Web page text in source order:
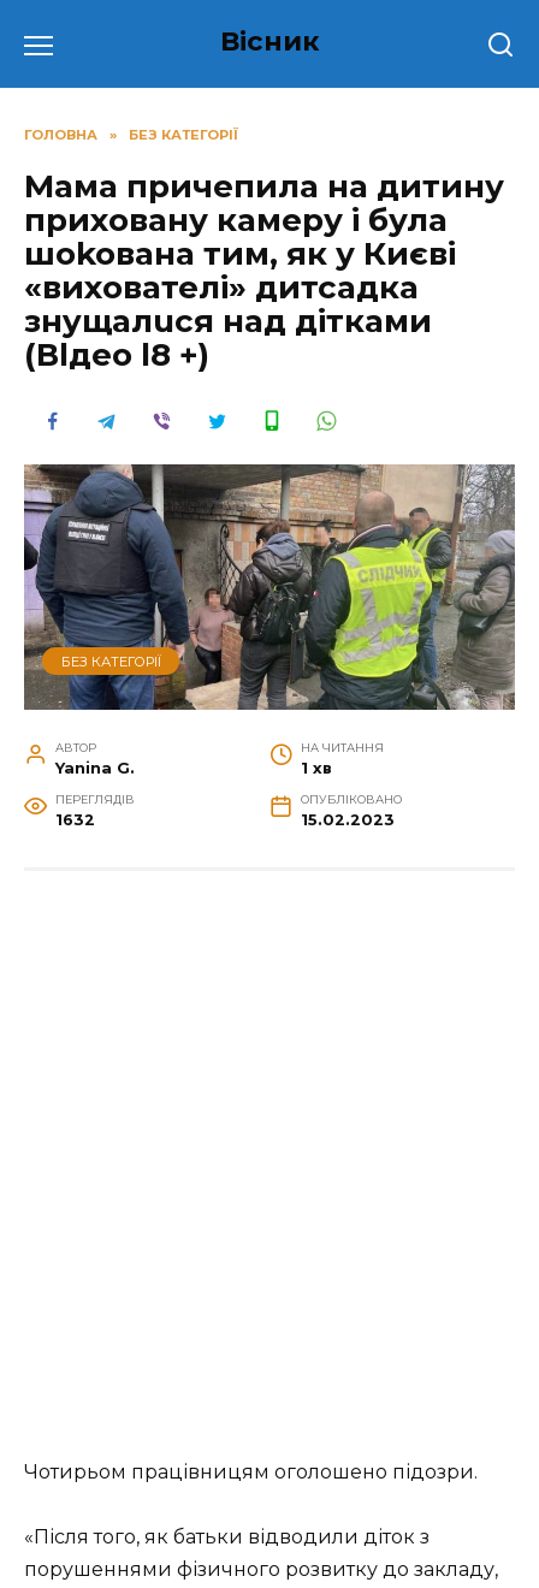
до
Вісник
ГОЛОВНА » БЕЗ КАТЕГОРІЇ
Мама причепила на дитину
приховану камеру і була
шokoвaнa тим, як у Києві
«вихователі» дитсадка
знyщaлuся над дітками
(Вlдео l8 +)
БЕЗ КАТЕГОРІЇ
АВТОР
Yanina G.
НА ЧИТАННЯ
1 хв
ПЕРЕГЛЯДІВ
1632
ОПУБЛІКОВАНО
15.02.2023
Чотирьом працівницям оголошено підозри.
«Після того, як батьки відводили діток з
порушеннями фізичного розвитку до закладу,